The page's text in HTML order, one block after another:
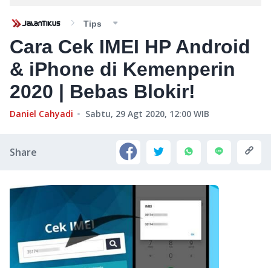
Tips
Cara Cek IMEI HP Android
& iPhone di Kemenperin
2020 | Bebas Blokir!
Daniel Cahyadi Sabtu, 29 Agt 2020, 12:00 WIB
Share